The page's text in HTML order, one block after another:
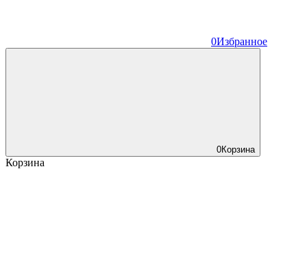
0Избранное
0Корзина
Корзина